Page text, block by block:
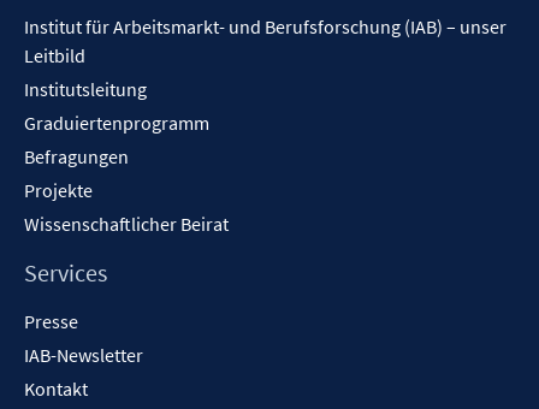
Institut für Arbeitsmarkt- und Berufsforschung (IAB) – unser
Leitbild
Institutsleitung
Graduiertenprogramm
Befragungen
Projekte
Wissenschaftlicher Beirat
Services
Presse
IAB-Newsletter
Kontakt